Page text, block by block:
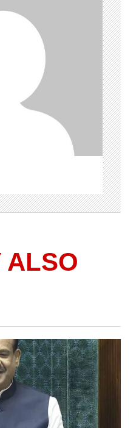
ALSO